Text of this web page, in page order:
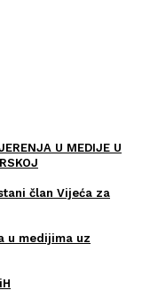
U MEDIJE U
član Vijeća za
u medijima uz